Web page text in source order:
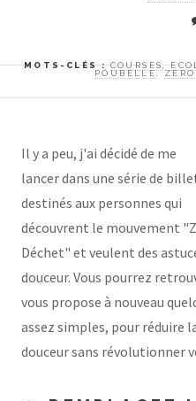
MOTS-CLÉS : COURSES,
POUBELLE,
Il y a peu, j'ai décidé de me
lancer dans une série de
destinés aux personnes qui
découvrent le mouvement
Déchet" et veulent des
douceur. Vous pourrez
vous propose à nouveau
assez simples, pour réduire
douceur sans révolutionner